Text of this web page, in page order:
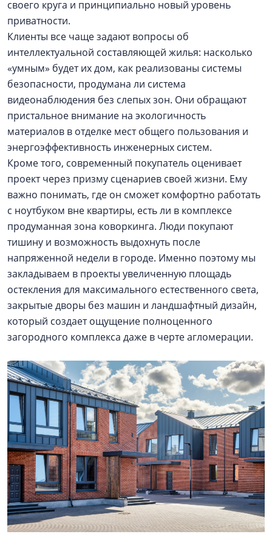
своего круга и принципиально новый уровень
приватности.
Клиенты все чаще задают вопросы об
интеллектуальной составляющей жилья: насколько
«умным» будет их дом, как реализованы системы
безопасности, продумана ли система
видеонаблюдения без слепых зон. Они обращают
пристальное внимание на экологичность
материалов в отделке мест общего пользования и
энергоэффективность инженерных систем.
Кроме того, современный покупатель оценивает
проект через призму сценариев своей жизни. Ему
важно понимать, где он сможет комфортно работать
с ноутбуком вне квартиры, есть ли в комплексе
продуманная зона коворкинга. Люди покупают
тишину и возможность выдохнуть после
напряженной недели в городе. Именно поэтому мы
закладываем в проекты увеличенную площадь
остекления для максимального естественного света,
закрытые дворы без машин и ландшафтный дизайн,
который создает ощущение полноценного
загородного комплекса даже в черте агломерации.